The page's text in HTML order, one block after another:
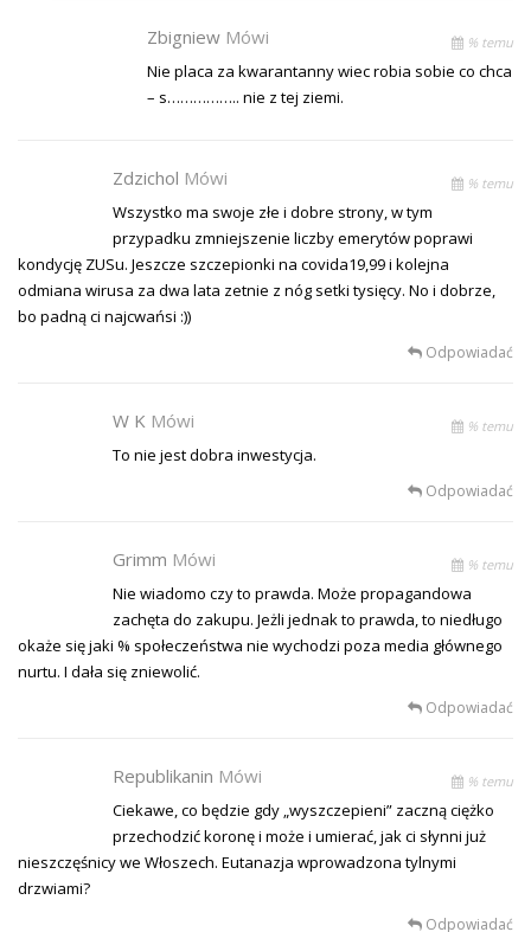
Zbigniew Mówi % temu
Nie placa za kwarantanny wiec robia sobie co chca
– s…………….. nie z tej ziemi.
Zdzichol Mówi % temu
Wszystko ma swoje złe i dobre strony, w tym
przypadku zmniejszenie liczby emerytów poprawi
kondycję ZUSu. Jeszcze szczepionki na covida19,99 i kolejna
odmiana wirusa za dwa lata zetnie z nóg setki tysięcy. No i dobrze,
bo padną ci najcwańsi :))
Odpowiadać
W K Mówi % temu
To nie jest dobra inwestycja.
Odpowiadać
Grimm Mówi % temu
Nie wiadomo czy to prawda. Może propagandowa
zachęta do zakupu. Jeżli jednak to prawda, to niedługo
okaże się jaki % społeczeństwa nie wychodzi poza media głównego
nurtu. I dała się zniewolić.
Odpowiadać
Republikanin Mówi % temu
Ciekawe, co będzie gdy „wyszczepieni” zaczną ciężko
przechodzić koronę i może i umierać, jak ci słynni już
nieszczęśnicy we Włoszech. Eutanazja wprowadzona tylnymi
drzwiami?
Odpowiadać